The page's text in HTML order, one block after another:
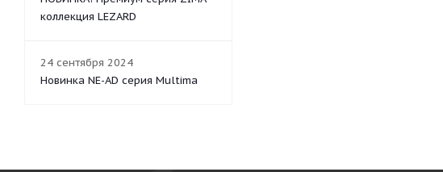
коллекция LEZARD
24 сентября 2024
Новинка NE-AD серия Multima